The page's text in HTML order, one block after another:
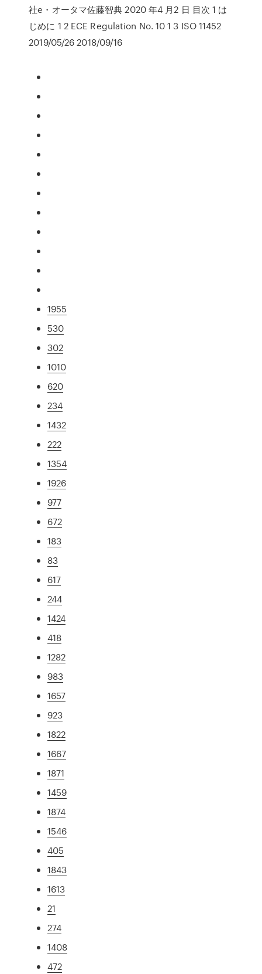
社e・オータマ佐藤智典 2020 年4 月2 日 目次 1 は
じめに 1 2 ECE Regulation No. 10 1 3 ISO 11452
2019/05/26 2018/09/16
1955
530
302
1010
620
234
1432
222
1354
1926
977
672
183
83
617
244
1424
418
1282
983
1657
923
1822
1667
1871
1459
1874
1546
405
1843
1613
21
274
1408
472